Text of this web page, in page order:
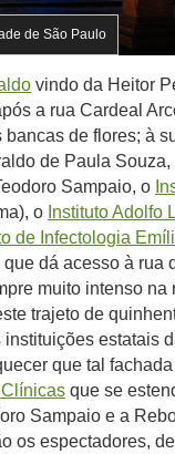
de São Paulo
vindo da Heitor
a rua Cardeal
bancas de flores; à
de Paula
Sampaio, o
o Instituto Adolfo
de Infectologia
dá acesso à rua
muito intenso na
trajeto de
estatais
que tal
que se
Sampaio e a
os espectadores,